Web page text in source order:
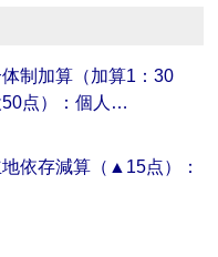
制加算（加算1：30
50点）：個人…
依存減算（▲15点）：